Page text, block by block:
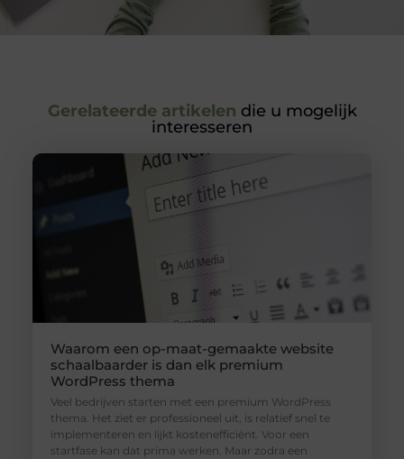
Gerelateerde artikelen die u mogelijk
interesseren
Waarom een op-maat-gemaakte website
schaalbaarder is dan elk premium
WordPress thema
Veel bedrijven starten met een premium WordPress
thema. Het ziet er professioneel uit, is relatief snel te
implementeren en lijkt kostenefficiënt. Voor een
startfase kan dat prima werken. Maar zodra een